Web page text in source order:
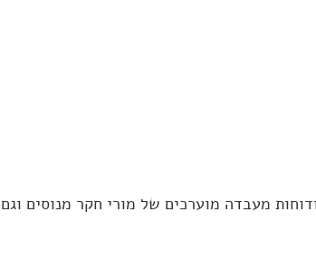
מעבדה מוערכים של מורי חקר מנוסים וגם